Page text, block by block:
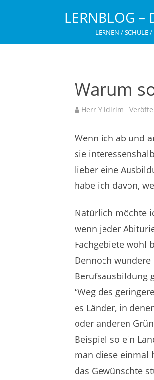
LERNBLOG –
LERNEN / SCHULE
Warum
Herr Yildirim
Wenn ich ab und
sie
lieber eine
habe ich davon,
Natürlich möchte
wenn jeder
Fachgebiete wohl
Dennoch
Berufsausbildung
“Weg des
es Länder, in
oder anderen
Beispiel so ein
man diese einmal
das Gewünschte